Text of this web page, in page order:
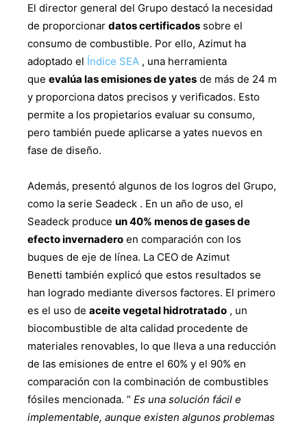
El director general del Grupo destacó la necesidad
de proporcionar datos certificados sobre el
consumo de combustible. Por ello, Azimut ha
adoptado el Índice SEA , una herramienta
que evalúa las emisiones de yates de más de 24 m
y proporciona datos precisos y verificados. Esto
permite a los propietarios evaluar su consumo,
pero también puede aplicarse a yates nuevos en
fase de diseño.
Además, presentó algunos de los logros del Grupo,
como la serie Seadeck . En un año de uso, el
Seadeck produce un 40% menos de gases de
efecto invernadero en comparación con los
buques de eje de línea. La CEO de Azimut
Benetti también explicó que estos resultados se
han logrado mediante diversos factores. El primero
es el uso de aceite vegetal hidrotratado , un
biocombustible de alta calidad procedente de
materiales renovables, lo que lleva a una reducción
de las emisiones de entre el 60% y el 90% en
comparación con la combinación de combustibles
fósiles mencionada. ” Es una solución fácil e
implementable, aunque existen algunos problemas